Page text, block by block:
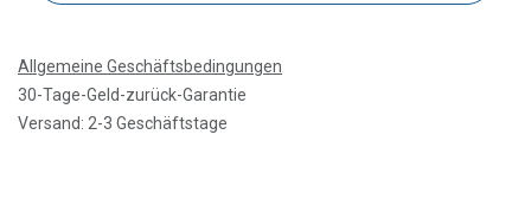
Allgemeine Geschäftsbedingungen
30-Tage-Geld-zurück-Garantie
Versand: 2-3 Geschäftstage